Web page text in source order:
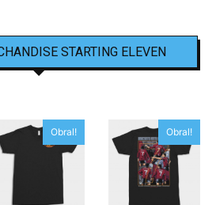
STARTING ELEVEN
Obral! Obral!